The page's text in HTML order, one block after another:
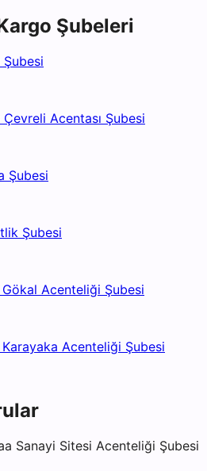
Şubeleri
Acentası Şubesi
Şubesi
Şubesi
Acenteliği Şubesi
Acenteliği Şubesi
Sanayi Sitesi Acenteliği Şubesi